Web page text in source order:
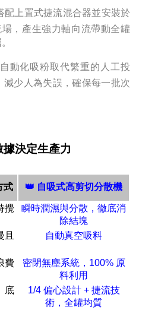
配上置式捷流混合器並安裝於
，產生強力軸向流帶動全罐
自動化吸粉取代繁重的人工投
少人為失誤，確保每一批次
決定生產力
式 👑 自吸式高剪切分散機
攪
瞬時潤濕與分散，徹底消
除結塊
且
自動真空吸料
費
密閉無塵系統，100% 原
料利用
底
1/4 偏心設計 + 捷流技
術，全罐均質